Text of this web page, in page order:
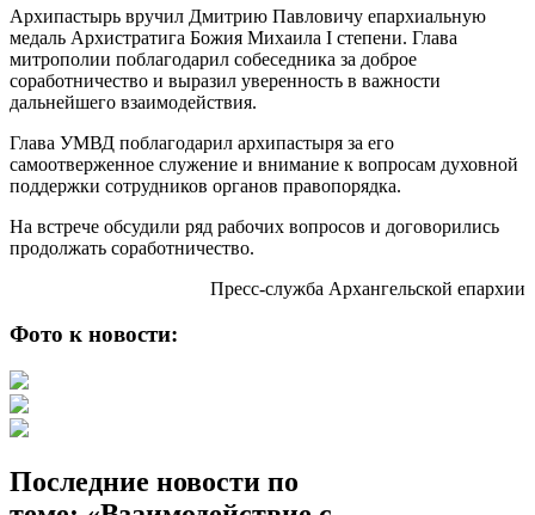
Архипастырь вручил Дмитрию Павловичу епархиальную
медаль Архистратига Божия Михаила I степени. Глава
митрополии поблагодарил собеседника за доброе
соработничество и выразил уверенность в важности
дальнейшего взаимодействия.
Глава УМВД поблагодарил архипастыря за его
самоотверженное служение и внимание к вопросам духовной
поддержки сотрудников органов правопорядка.
На встрече обсудили ряд рабочих вопросов и договорились
продолжать соработничество.
Пресс-служба Архангельской епархии
Фото к новости:
Последние новости по